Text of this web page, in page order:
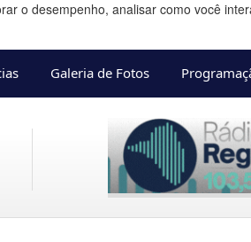
o desempenho, analisar como você
Galeria de Fotos